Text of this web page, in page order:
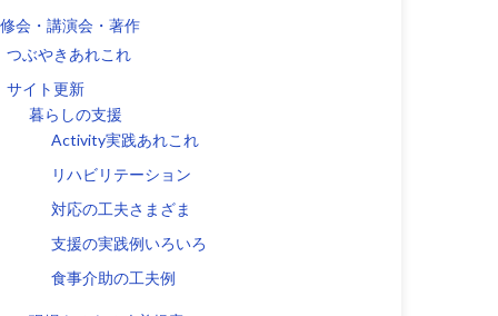
会・講演会・著作
つぶやきあれこれ
サイト更新
暮らしの支援
Activity実践あれこれ
リハビリテーション
対応の工夫さまざま
支援の実践例いろいろ
食事介助の工夫例